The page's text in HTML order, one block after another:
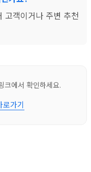
고객이거나 주변 추천
크에서 확인하세요.
로가기